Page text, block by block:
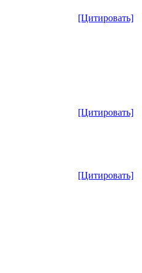
[Цитировать]
[Цитировать]
[Цитировать]